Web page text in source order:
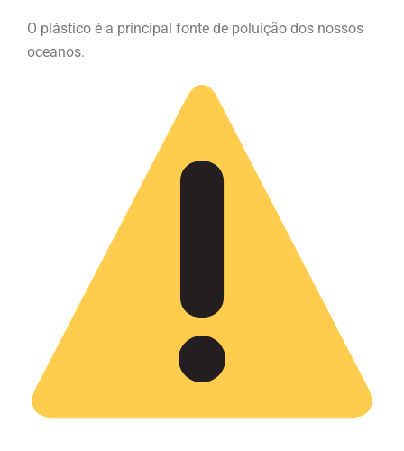
O plástico é a principal fonte de poluição dos nossos
oceanos.